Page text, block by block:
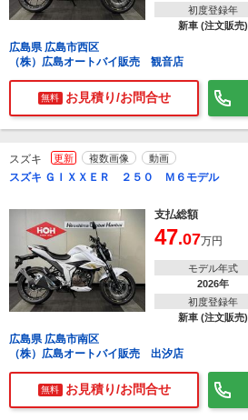
初度登録年
新車 (注文販売)
広島県 広島市西区
（株）広島オートバイ販売 観音店
無料 お見積り/お問合せ
スズキ 更新 複数画像 動画
スズキ ＧＩＸＸＥＲ ２５０ Ｍ６モデル
支払総額
47.07万円
モデル年式
2026年
初度登録年
新車 (注文販売)
広島県 広島市南区
（株）広島オートバイ販売 出汐店
無料 お見積り/お問合せ